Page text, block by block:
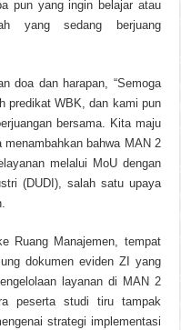
pun yang ingin belajar atau
yang sedang berjuang
doa dan harapan, “Semoga
predikat WBK, dan kami pun
bersama. Kita maju
menambahkan bahwa MAN 2
melalui MoU dengan
(DUDI), salah satu upaya
Ruang Manajemen, tempat
dokumen eviden ZI yang
layanan di MAN 2
peserta studi tiru tampak
strategi implementasi